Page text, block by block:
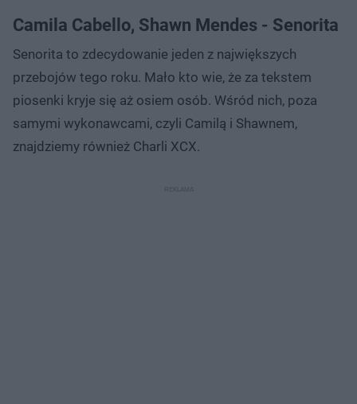
Camila Cabello, Shawn Mendes - Senorita
Senorita to zdecydowanie jeden z największych
przebojów tego roku. Mało kto wie, że za tekstem
piosenki kryje się aż osiem osób. Wśród nich, poza
samymi wykonawcami, czyli Camilą i Shawnem,
znajdziemy również Charli XCX.